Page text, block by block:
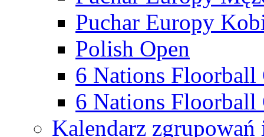
Puchar Europy
Polish Open
6 Nations Floorball
6 Nations Floorball
Kalendarz